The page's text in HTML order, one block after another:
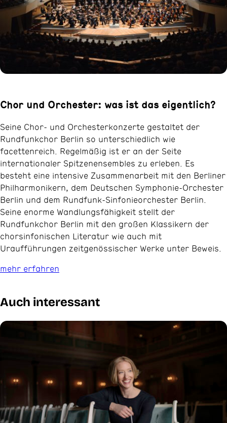
Chor und Orchester: was ist das eigentlich?
Seine Chor- und Orchesterkonzerte gestaltet der
Rundfunkchor Berlin so unterschiedlich wie
facettenreich. Regelmäßig ist er an der Seite
internationaler Spitzenensembles zu erleben. Es
besteht eine intensive Zusammenarbeit mit den Berliner
Philharmonikern, dem Deutschen Symphonie-Orchester
Berlin und dem Rundfunk-Sinfonieorchester Berlin.
Seine enorme Wandlungsfähigkeit stellt der
Rundfunkchor Berlin mit den großen Klassikern der
chorsinfonischen Literatur wie auch mit
Uraufführungen zeitgenössischer Werke unter Beweis.
mehr erfahren
Auch interessant